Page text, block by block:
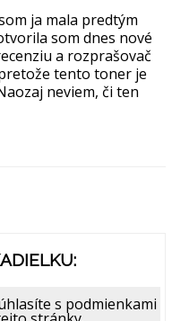
ja mala predtým
som dnes nové
a rozprašovač
tento toner je
neviem, či ten
s podmienkami